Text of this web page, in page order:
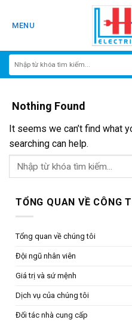
MENU
Nothing Found
It seems we can’t find what
searching can help.
TỔNG QUAN VỀ CÔNG
Tổng quan về chúng tôi
Đội ngũ nhân viên
Giá trị và sứ mệnh
Dịch vụ của chúng tôi
Đối tác nhà cung cấp